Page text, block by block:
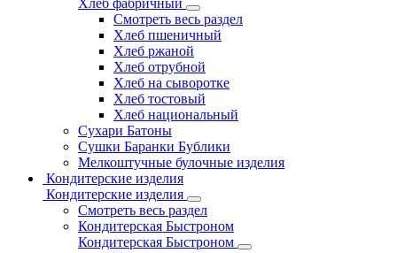
Хлеб фабричный
Смотреть весь раздел
Хлеб пшеничный
Хлеб ржаной
Хлеб отрубной
Хлеб на сыворотке
Хлеб тостовый
Хлеб национальный
Сухари Батоны
Сушки Баранки Бублики
Мелкоштучные булочные изделия
Кондитерские изделия
Кондитерские изделия
Смотреть весь раздел
Кондитерская Быстроном
Кондитерская Быстроном